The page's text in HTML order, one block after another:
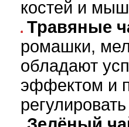
костей и
Травяные
ромашки,
обладают
эффектом и